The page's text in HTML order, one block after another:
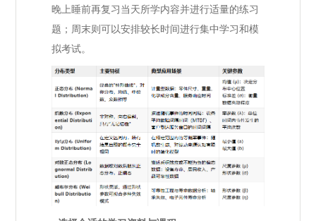
晚上睡前再复习当天所学内容并进行适量的练习
题；周末则可以安排较长时间进行集中学习和模
拟考试。